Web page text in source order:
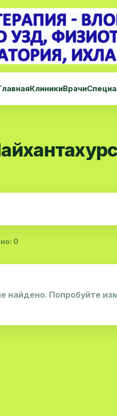
КлиникиВрачи
0
найдено. Попробуйте